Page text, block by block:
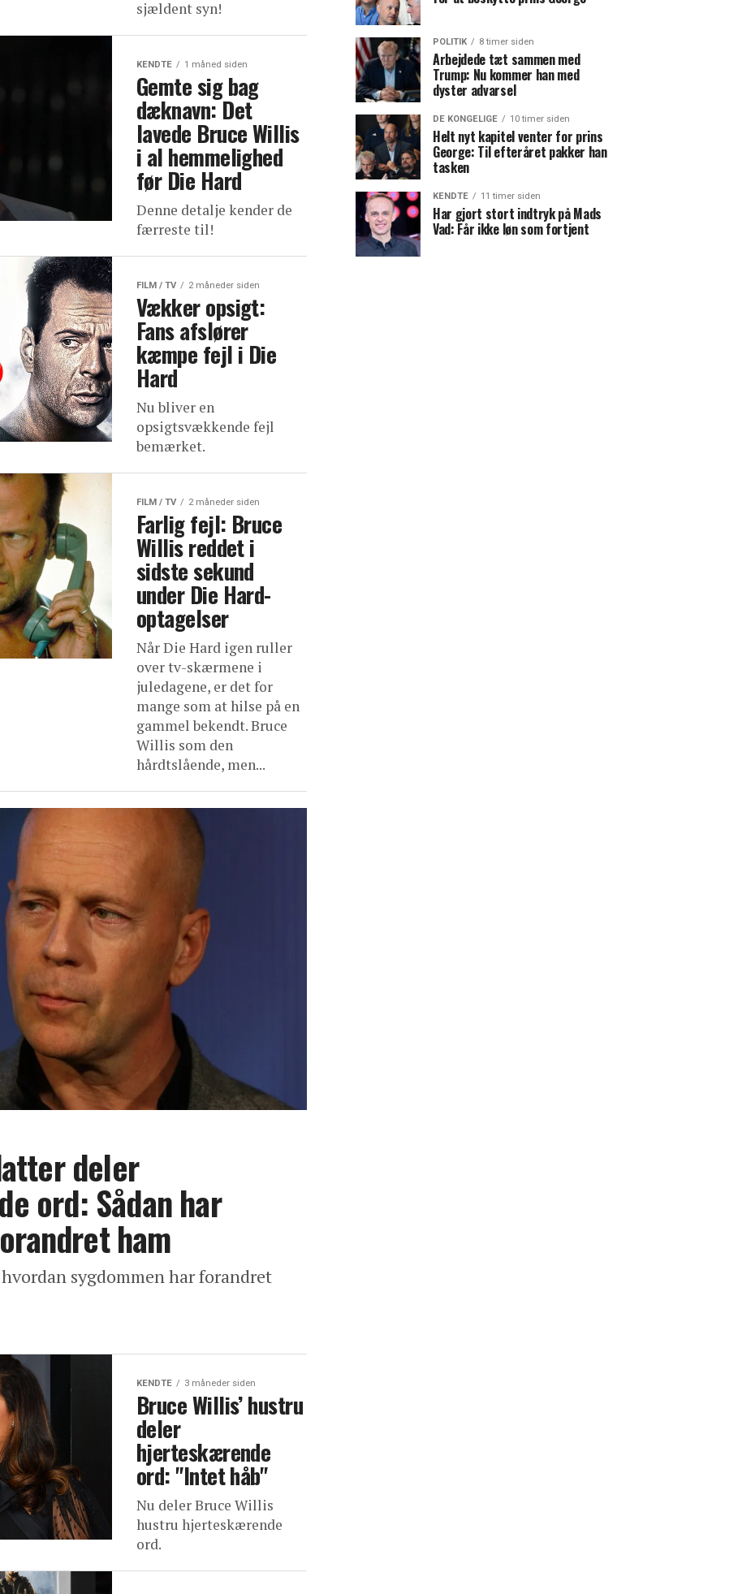
sjældent syn!
KENDTE 1 måned siden
Gemte sig bag
dæknavn: Det
lavede Bruce Willis
i al hemmelighed
før Die Hard
Denne detalje kender de
færreste til!
FILM / TV 2 måneder siden
Vækker opsigt:
Fans afslører
kæmpe fejl i Die
Hard
Nu bliver en
opsigtsvækkende fejl
bemærket.
FILM / TV 2 måneder siden
Farlig fejl: Bruce
Willis reddet i
sidste sekund
under Die Hard-
optagelser
Når Die Hard igen ruller
over tv-skærmene i
juledagene, er det for
mange som at hilse på en
gammel bekendt. Bruce
Willis som den
hårdtslående, men...
deler
ord: Sådan har
ham
sygdommen har forandret
KENDTE 3 måneder siden
Bruce Willis’ hustru
deler
hjerteskærende
ord: "Intet håb"
Nu deler Bruce Willis
hustru hjerteskærende
ord.
POLITIK 8 timer siden
Arbejdede tæt sammen med
Trump: Nu kommer han med
dyster advarsel
DE KONGELIGE 10 timer siden
Helt nyt kapitel venter for prins
George: Til efteråret pakker han
tasken
KENDTE 11 timer siden
Har gjort stort indtryk på Mads
Vad: Får ikke løn som fortjent